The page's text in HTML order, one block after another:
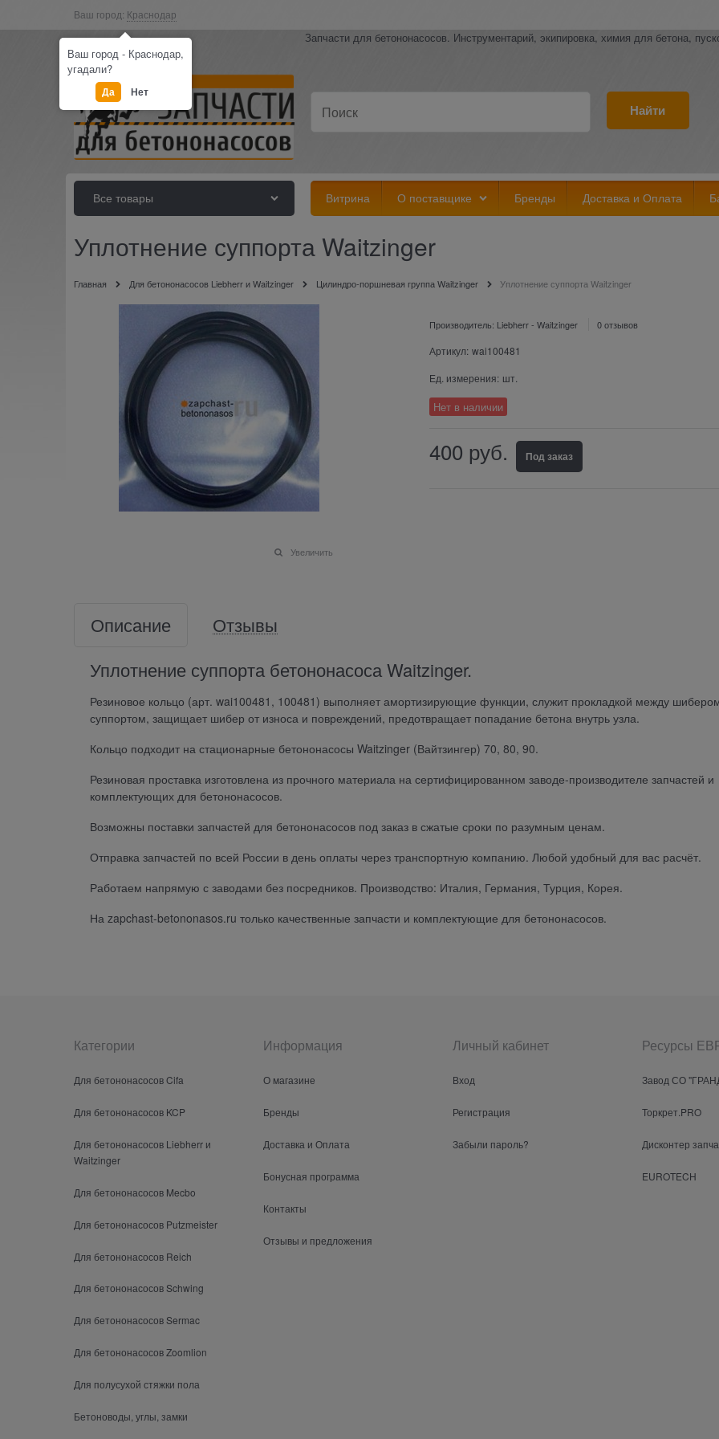
Ваш город: Краснодар
Запчасти для бетононасосов. Инструментарий, экипировка, химия для бетона,
Найти
Все товары Витрина О поставщике Бренды Доставка и Оплата
Уплотнение суппорта Waitzinger
Главная Для бетононасосов Liebherr и Waitzinger Цилиндро-поршневая группа Waitzinger Уплотнение суппорта Waitzinger
Увеличить
Производитель: Liebherr - Waitzinger 0 отзывов
Артикул: wai100481
Ед. измерения: шт.
Нет в наличии
400 руб. Под заказ
Описание
Отзывы
Уплотнение суппорта бетононасоса Waitzinger.
Резиновое кольцо (арт. wai100481, 100481) выполняет амортизирующие функции, служит прокладкой между
суппортом, защищает шибер от износа и повреждений, предотвращает попадание бетона внутрь узла.
Кольцо подходит на стационарные бетононасосы Waitzinger (Вайтзингер) 70, 80, 90.
Резиновая проставка изготовлена из прочного материала на сертифицированном заводе-производителе запчастей и
комплектующих для бетононасосов.
Возможны поставки запчастей для бетононасосов под заказ в сжатые сроки по разумным ценам.
Отправка запчастей по всей России в день оплаты через транспортную компанию. Любой удобный для вас расчёт.
Работаем напрямую с заводами без посредников. Производство: Италия, Германия, Турция, Корея.
На zapchast-betononasos.ru только качественные запчасти и комплектующие для бетононасосов.
Категории
Для бетононасосов Cifa
Для бетононасосов KCP
Для бетононасосов Liebherr и
Waitzinger
Для бетононасосов Mecbo
Для бетононасосов Putzmeister
Для бетононасосов Reich
Для бетононасосов Schwing
Для бетононасосов Sermac
Для бетононасосов Zoomlion
Для полусухой стяжки пола
Бетоноводы, углы, замки
Информация
О магазине
Бренды
Доставка и Оплата
Бонусная программа
Контакты
Отзывы и предложения
Личный кабинет
Вход
Регистрация
Забыли пароль?
Ресурсы
Завод СО
Торкрет.PRO
Дисконтер
EUROTECH
Ваш город - Краснодар,
угадали?
Да Нет